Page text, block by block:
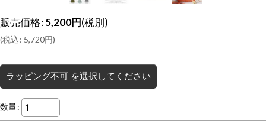
販売価格:5,200円(税別)
(税込: 5,720円)
ラッピング不可 を選択してください
数量: